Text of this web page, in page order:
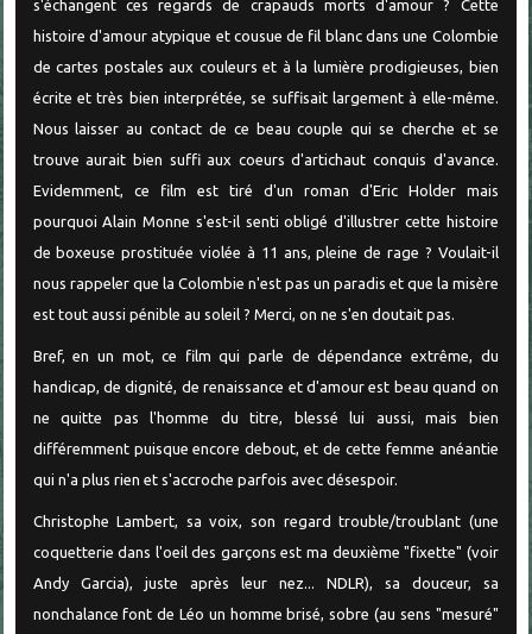
s'échangent ces regards de crapauds morts d'amour ? Cette
histoire d'amour atypique et cousue de fil blanc dans une Colombie
de cartes postales aux couleurs et à la lumière prodigieuses, bien
écrite et très bien interprétée, se suffisait largement à elle-même.
Nous laisser au contact de ce beau couple qui se cherche et se
trouve aurait bien suffi aux coeurs d'artichaut conquis d'avance.
Evidemment, ce film est tiré d'un roman d'Eric Holder mais
pourquoi Alain Monne s'est-il senti obligé d'illustrer cette histoire
de boxeuse prostituée violée à 11 ans, pleine de rage ? Voulait-il
nous rappeler que la Colombie n'est pas un paradis et que la misère
est tout aussi pénible au soleil ? Merci, on ne s'en doutait pas.
Bref, en un mot, ce film qui parle de dépendance extrême, du
handicap, de dignité, de renaissance et d'amour est beau quand on
ne quitte pas l'homme du titre, blessé lui aussi, mais bien
différemment puisque encore debout, et de cette femme anéantie
qui n'a plus rien et s'accroche parfois avec désespoir.
Christophe Lambert, sa voix, son regard trouble/troublant (une
coquetterie dans l'oeil des garçons est ma deuxième "fixette" (voir
Andy Garcia), juste après leur nez... NDLR), sa douceur, sa
nonchalance font de Léo un homme brisé, sobre (au sens "mesuré"